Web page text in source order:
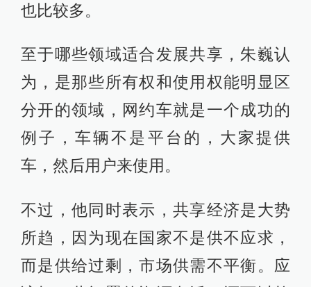
也比较多。
至于哪些领域适合发展共享，朱巍认
为，是那些所有权和使用权能明显区
分开的领域，网约车就是一个成功的
例子，车辆不是平台的，大家提供
车，然后用户来使用。
不过，他同时表示，共享经济是大势
所趋，因为现在国家不是供不应求，
而是供给过剩，市场供需不平衡。应